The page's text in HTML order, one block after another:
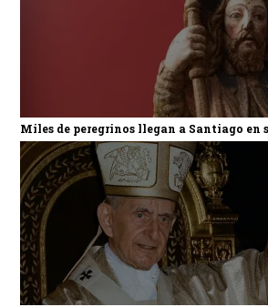
Miles de peregrinos llegan a Santiago en